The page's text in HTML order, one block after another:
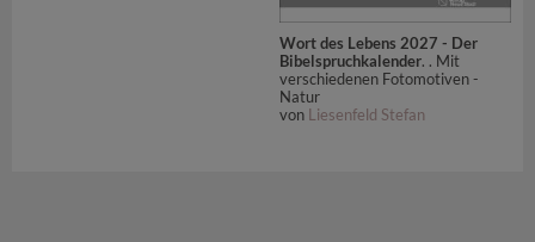
Wort des Lebens 2027 - Der
Bibelspruchkalender. . Mit
verschiedenen Fotomotiven -
Natur
von Liesenfeld Stefan